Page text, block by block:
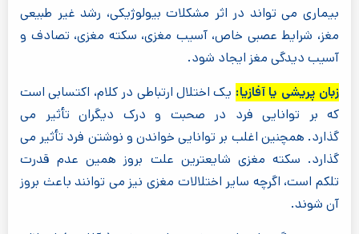
بیماری می تواند در اثر مشکلات بیولوژیکی، رشد غیر طبیعی
مغز، شرایط عصبی خاص، آسیب مغزی، سکته مغزی، تصادف و
آسیب دیدگی مغز ایجاد شود.
زبان پریشی یا آفازیا: یک اختلال ارتباطی در کلام، اکتسابی است
که بر توانایی فرد در صحبت و درک دیگران تأثیر می
گذارد. همچنین اغلب بر توانایی خواندن و نوشتن فرد تأثیر می
گذارد. سکته مغزی شایعترین علت بروز همین عدم قدرت
تلکم است، اگرچه سایر اختلالات مغزی نیز می توانند باعث بروز
آن شوند.